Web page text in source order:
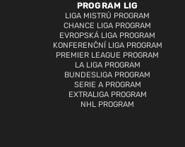
PROGRAM LIG
LIGA MISTRŮ PROGRAM
CHANCE LIGA PROGRAM
EVROPSKÁ LIGA PROGRAM
KONFERENČNÍ LIGA PROGRAM
PREMIER LEAGUE PROGRAM
LA LIGA PROGRAM
BUNDESLIGA PROGRAM
SERIE A PROGRAM
EXTRALIGA PROGRAM
NHL PROGRAM